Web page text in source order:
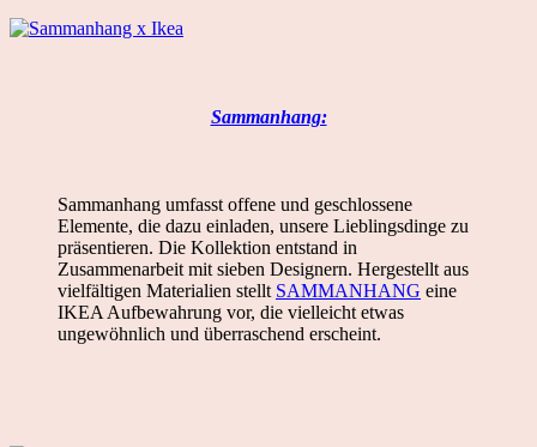
Sammanhang:
Sammanhang umfasst offene und geschlossene
Elemente, die dazu einladen, unsere Lieblingsdinge zu
präsentieren. Die Kollektion entstand in
Zusammenarbeit mit sieben Designern. Hergestellt aus
vielfältigen Materialien stellt SAMMANHANG eine
IKEA Aufbewahrung vor, die vielleicht etwas
ungewöhnlich und überraschend erscheint.